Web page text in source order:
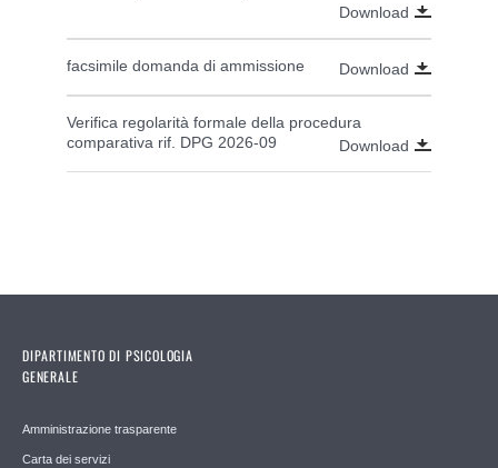
Download
facsimile domanda di ammissione Download
Verifica regolarità formale della procedura
comparativa rif. DPG 2026-09
Download
DIPARTIMENTO DI PSICOLOGIA
GENERALE
Amministrazione trasparente
Carta dei servizi